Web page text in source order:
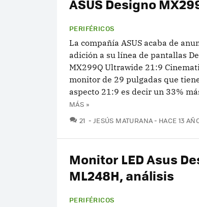
ASUS Designo
PERIFÉRICOS
La compañía ASUS acaba de
adición a su línea de pantallas
MX299Q Ultrawide 21:9
monitor de 29 pulgadas que
aspecto 21:9 es decir un 33%
MÁS »
21 COMENTARIOS
JESÚS MATURANA HACE 13
Monitor LED Asus
ML248H, análisis
PERIFÉRICOS